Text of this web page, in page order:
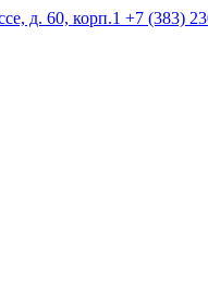
д. 60, корп.1 +7 (383)